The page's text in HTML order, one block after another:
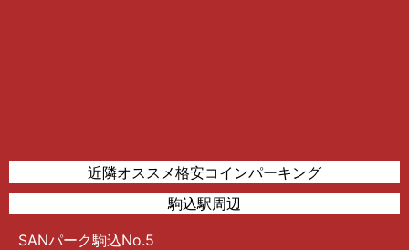
近隣オススメ格安コインパーキング
駒込駅周辺
SANパーク駒込No.5